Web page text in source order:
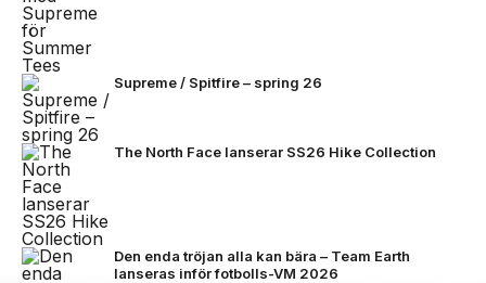
Supreme / Spitfire – spring 26
The North Face lanserar SS26 Hike Collection
Den enda tröjan alla kan bära – Team Earth
lanseras inför fotbolls-VM 2026